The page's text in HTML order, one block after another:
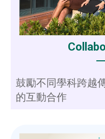
鼓勵不同學科跨越
的互動合作